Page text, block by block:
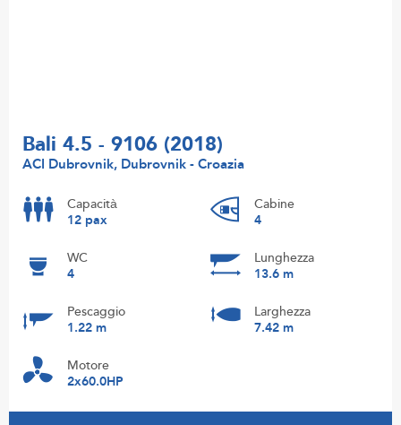
Bali 4.5 - 9106 (2018)
ACI Dubrovnik, Dubrovnik - Croazia
Capacità
12 pax
Cabine
4
WC
4
Lunghezza
13.6 m
Pescaggio
1.22 m
Larghezza
7.42 m
Motore
2x60.0HP